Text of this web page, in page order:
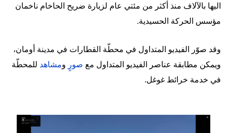
اليها بالآلاف منذ أكثر من مئتي عام لزيارة ضريح الحاخام ناخمان
مؤسس الحركة الحسيدية.
وقد صوّر الفيديو المتداول في محطّة القطارات في مدينة أومان،
ويمكن مطابقة عناصر الفيديو المتداول مع صورٍ ومشاهد للمحطّة
في خدمة خرائط غوغل.
Image